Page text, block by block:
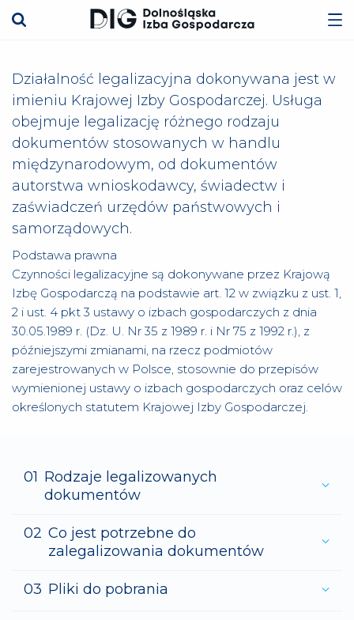
Działalność legalizacyjna dokonywana jest w
imieniu Krajowej Izby Gospodarczej. Usługa
obejmuje legalizację różnego rodzaju
dokumentów stosowanych w handlu
międzynarodowym, od dokumentów
autorstwa wnioskodawcy, świadectw i
zaświadczeń urzędów państwowych i
samorządowych.
Podstawa prawna
Czynności legalizacyjne są dokonywane przez Krajową
Izbę Gospodarczą na podstawie art. 12 w związku z ust. 1,
2 i ust. 4 pkt 3 ustawy o izbach gospodarczych z dnia
30.05.1989 r. (Dz. U. Nr 35 z 1989 r. i Nr 75 z 1992 r.), z
późniejszymi zmianami, na rzecz podmiotów
zarejestrowanych w Polsce, stosownie do przepisów
wymienionej ustawy o izbach gospodarczych oraz celów
określonych statutem Krajowej Izby Gospodarczej.
Rodzaje legalizowanych
dokumentów
Co jest potrzebne do
zalegalizowania dokumentów
Pliki do pobrania